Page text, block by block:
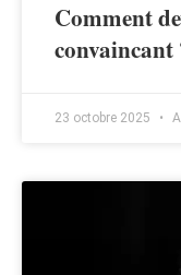
Comment
convaincant
23 octobre 2025